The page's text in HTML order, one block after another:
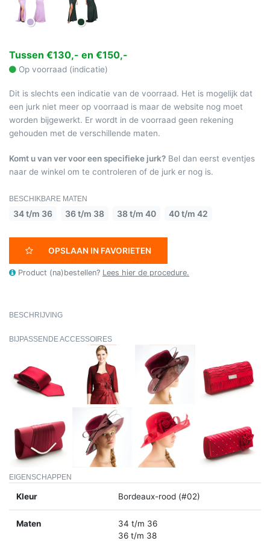
Tussen €130,- en €150,-
Op voorraad (indicatie)
Dit is slechts een indicatie van de voorraad. Het is mogelijk dat
een jurk niet meer op voorraad is maar de website nog moet
worden bijgewerkt. Er wordt in de voorraad geen rekening
gehouden met de verschillende maten.
Komt u van ver voor een specifieke jurk? Bel dan eerst eventjes
naar de winkel om te controleren of de jurk er nog is.
BESCHIKBARE MATEN
34 t/m 36 36 t/m 38 38 t/m 40 40 t/m 42
OPSLAAN IN FAVORIETEN
Product (na)bestellen? Lees hier de procedure.
BESCHRIJVING
BIJPASSENDE ACCESSOIRES
EIGENSCHAPPEN
Kleur Bordeaux-rood (#02)
Maten
34 t/m 36
36 t/m 38